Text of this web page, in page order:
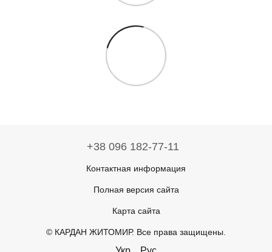
+38 096 182-77-11
Контактная информация
Полная версия сайта
Карта сайта
© КАРДАН ЖИТОМИР. Все права защищены.